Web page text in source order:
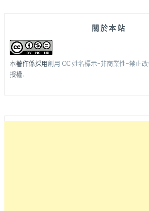
關於本站
本著作係採用創用 CC 姓名標示-非商業性-禁止
授權.